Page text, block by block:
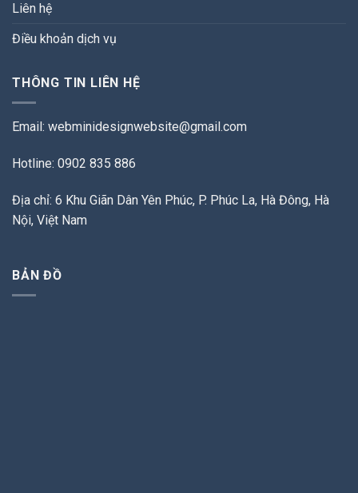
Liên hệ
Điều khoản dịch vụ
THÔNG TIN LIÊN HỆ
Email: webminidesignwebsite@gmail.com
Hotline: 0902 835 886
Địa chỉ: 6 Khu Giãn Dân Yên Phúc, P. Phúc La, Hà Đông, Hà
Nội, Việt Nam
BẢN ĐỒ